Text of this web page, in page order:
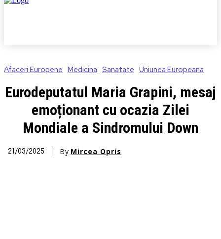
Afaceri Europene Medicina Sanatate Uniunea Europeana
Eurodeputatul Maria Grapini, mesaj
emoționant cu ocazia Zilei
Mondiale a Sindromului Down
21/03/2025 By Mircea Opris